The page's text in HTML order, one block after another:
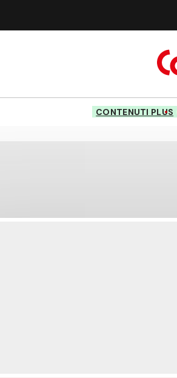
CONTENUTI PLUS